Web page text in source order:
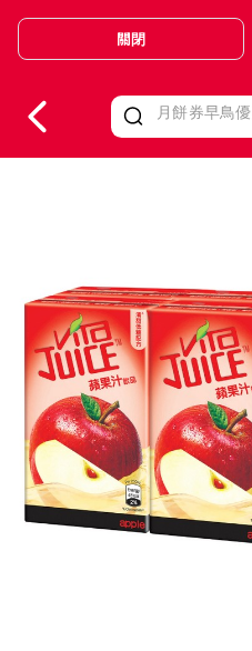
Valid Until 30 June 2026
關閉